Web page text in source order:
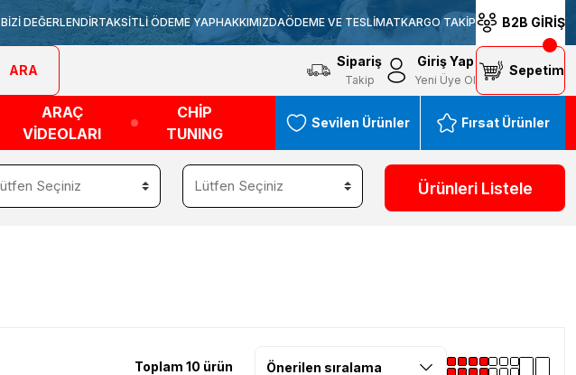
BİZİ DEĞERLENDİRTAKSİTLİ ÖDEME YAPHAKKIMIZDAÖDEME VE TESLİMATKARGO TAKİP B2B GİRİŞ
ARA
Sipariş
Takip
Giriş Yap
Yeni Üye Ol
Sepetim
ARAÇ
VİDEOLARI
CHİP
TUNING
Sevilen Ürünler Fırsat Ürünler
Ürünleri Listele
Toplam 10 ürün